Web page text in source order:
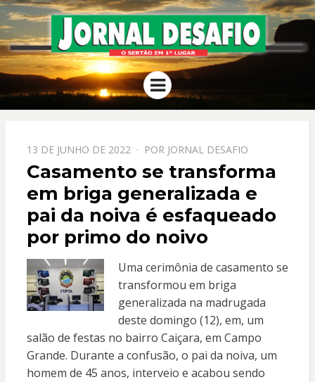
JORNAL
DESAFIO
O Sertão em 1º Lugar
Menu
PPOSTADO
EM
13 DE JUNHO DE 2022 POR JORNAL DESAFIO
Casamento se transforma
em briga generalizada e
pai da noiva é esfaqueado
por primo do noivo
Uma cerimônia de casamento se
transformou em briga
generalizada na madrugada
deste domingo (12), em, um
salão de festas no bairro Caiçara, em Campo
Grande. Durante a confusão, o pai da noiva, um
homem de 45 anos, interveio e acabou sendo